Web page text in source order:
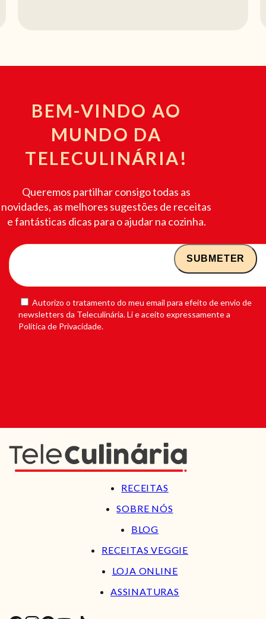
BEM-VINDO AO
MUNDO DA
TELECULINÁRIA!
Queremos partilhar consigo todas as
novidades, as melhores sugestões de receitas
e fantásticas dicas para o ajudar na cozinha.
Autorizo o tratamento do meu email para efeito de envio de
newsletters da Teleculinária. Li e aceito expressamente a
Política de Privacidade.
RECEITAS
SOBRE NÓS
BLOG
RECEITAS VEGGIE
LOJA ONLINE
ASSINATURAS